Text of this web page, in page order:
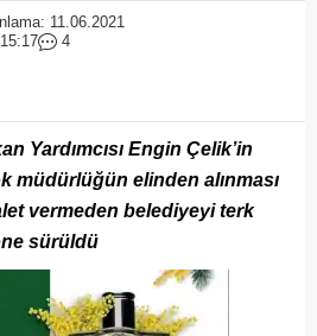
11.06.2021
4
Yardımcısı Engin Çelik’in
müdürlüğün elinden alınması
vermeden belediyeyi terk
sürüldü